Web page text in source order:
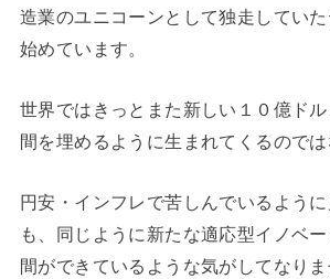
造業のユニコーンとして独走してい
始めています。
世界ではきっとまた新しい１０億ド
間を埋めるように生まれてくるので
円安・インフレで苦しんでいるよう
も、同じように新たな適応型イノベ
間ができているような気がしてなりま